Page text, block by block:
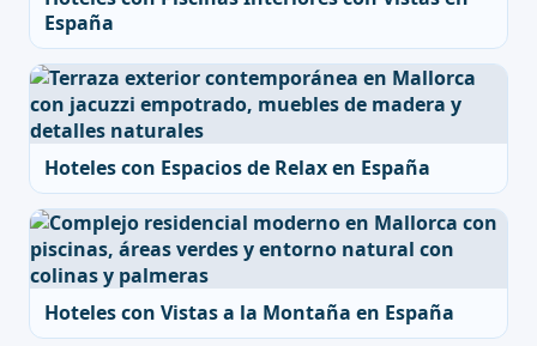
España
Hoteles con Espacios de Relax en España
Hoteles con Vistas a la Montaña en España